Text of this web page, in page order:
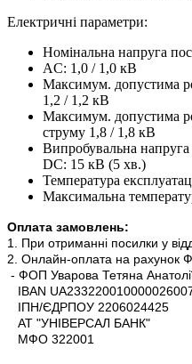
Електричні параметри:
Номінальна напруга
AC: 1,0 / 1,0 кВ
Максимум. допустима
1,2 / 1,2 кВ
Максимум. допустима
струму 1,8 / 1,8 кВ
Випробувальна
DC: 15 кВ (5 хв.)
Температура
Максимальна
Оплата замовлень:
1. При отриманні посилки у
2. Онлайн-оплата на рахунок
- ФОП Уварова Тетяна
IBAN
ІПН/ЄДРПОУ 2206024425
АТ "УНІВЕРСАЛ БАНК"
МФО 322001